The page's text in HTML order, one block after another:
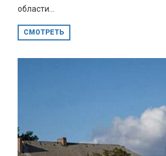
области...
СМОТРЕТЬ